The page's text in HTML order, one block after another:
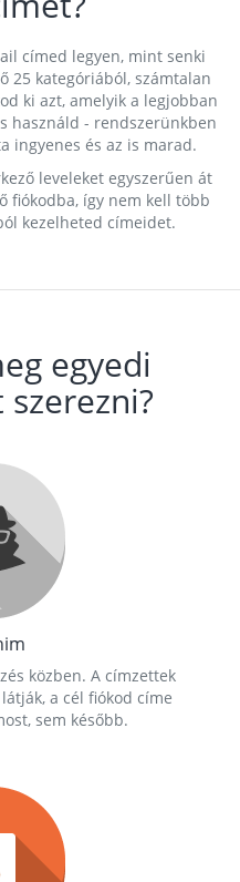
címed legyen, mint senki
25 kategóriából, számtalan
ki azt, amelyik a legjobban
használd - rendszerünkben
ingyenes és az is marad.
leveleket egyszerűen át
fiókodba, így nem kell több
kezelheted címeidet.
egyedi
közben. A címzettek
a cél fiókod címe
sem később.